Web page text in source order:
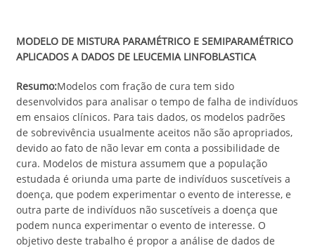
MODELO DE MISTURA PARAMÉTRICO E SEMIPARAMÉTRICO
APLICADOS A DADOS DE LEUCEMIA LINFOBLASTICA
Resumo:Modelos com fração de cura tem sido
desenvolvidos para analisar o tempo de falha de indivíduos
em ensaios clínicos. Para tais dados, os modelos padrões
de sobrevivência usualmente aceitos não são apropriados,
devido ao fato de não levar em conta a possibilidade de
cura. Modelos de mistura assumem que a população
estudada é oriunda uma parte de indivíduos suscetíveis a
doença, que podem experimentar o evento de interesse, e
outra parte de indivíduos não suscetíveis a doença que
podem nunca experimentar o evento de interesse. O
objetivo deste trabalho é propor a análise de dados de